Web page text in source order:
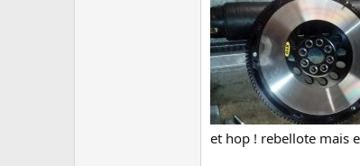
et hop ! rebellote mais